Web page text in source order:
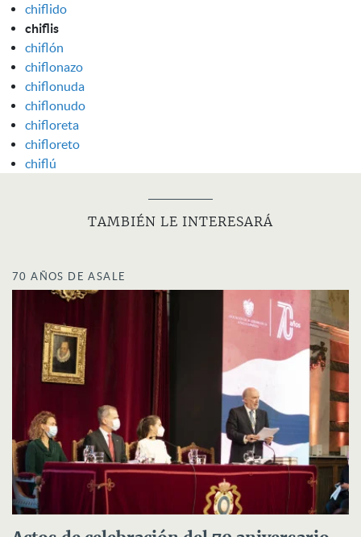
chiflido
chiflis
chiflón
chiflonazo
chiflonuda
chiflonudo
chifloreta
chifloreto
chiflú
TAMBIÉN LE INTERESARÁ
70 AÑOS DE ASALE